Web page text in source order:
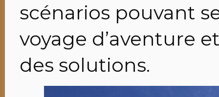
scénarios pouvant
voyage d’aventure
des solutions.